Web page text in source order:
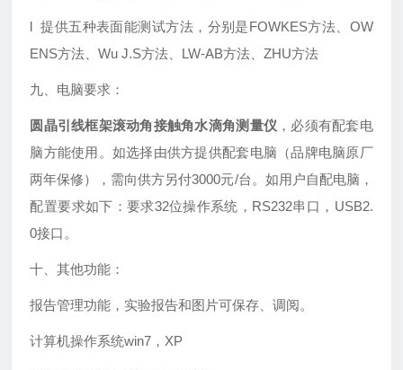
l 提供五种表面能测试方法，分别是FOWKES方法、OW
ENS方法、Wu J.S方法、LW-AB方法、ZHU方法
九、电脑要求：
圆晶引线框架滚动角接触角水滴角测量仪 ，必须有配套电
脑方能使用。如选择由供方提供配套电脑（品牌电脑原厂
两年保修），需向供方另付3000元/台。如用户自配电脑，
配置要求如下：要求32位操作系统，RS232串口，USB2.
0接口。
十、其他功能：
报告管理功能，实验报告和图片可保存、调阅。
计算机操作系统win7，XP